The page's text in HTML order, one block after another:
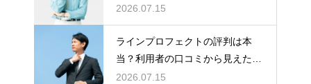
態検証
2026.07.15
ラインプロフェクトの評判は本
当？利用者の口コミから見えた実
態検証
2026.07.15